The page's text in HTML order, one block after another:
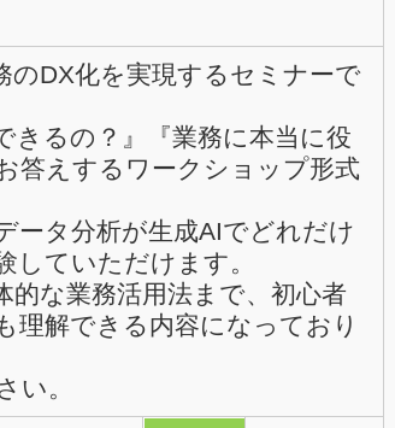
のDX化を実現するセミナーで
きるの？』『業務に本当に役
答えするワークショップ形式
ータ分析が生成AIでどれだけ
していただけます。
的な業務活用法まで、初心者
理解できる内容になっており
い。